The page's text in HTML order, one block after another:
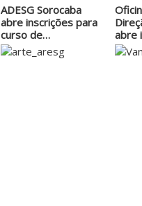
ADESG Sorocaba
abre inscrições para
curso de…
abre
Itu